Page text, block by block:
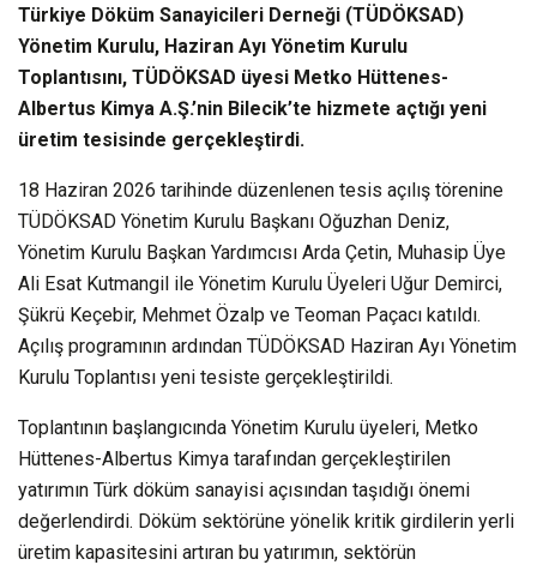
Türkiye Döküm Sanayicileri Derneği (TÜDÖKSAD)
Yönetim Kurulu, Haziran Ayı Yönetim Kurulu
Toplantısını, TÜDÖKSAD üyesi Metko Hüttenes-
Albertus Kimya A.Ş.’nin Bilecik’te hizmete açtığı yeni
üretim tesisinde gerçekleştirdi.
18 Haziran 2026 tarihinde düzenlenen tesis açılış törenine
TÜDÖKSAD Yönetim Kurulu Başkanı Oğuzhan Deniz,
Yönetim Kurulu Başkan Yardımcısı Arda Çetin, Muhasip Üye
Ali Esat Kutmangil ile Yönetim Kurulu Üyeleri Uğur Demirci,
Şükrü Keçebir, Mehmet Özalp ve Teoman Paçacı katıldı.
Açılış programının ardından TÜDÖKSAD Haziran Ayı Yönetim
Kurulu Toplantısı yeni tesiste gerçekleştirildi.
Toplantının başlangıcında Yönetim Kurulu üyeleri, Metko
Hüttenes-Albertus Kimya tarafından gerçekleştirilen
yatırımın Türk döküm sanayisi açısından taşıdığı önemi
değerlendirdi. Döküm sektörüne yönelik kritik girdilerin yerli
üretim kapasitesini artıran bu yatırımın, sektörün